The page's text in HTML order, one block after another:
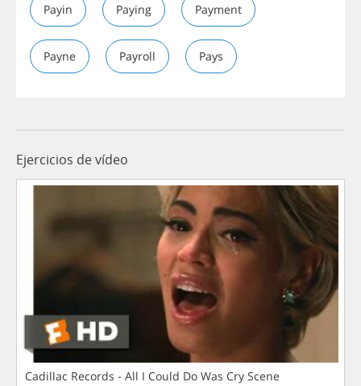
Payin Paying Payment
Payne Payroll Pays
Ejercicios de vídeo
Cadillac Records - All I Could Do Was Cry Scene